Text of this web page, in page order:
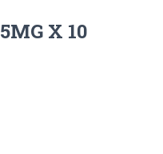
X 10